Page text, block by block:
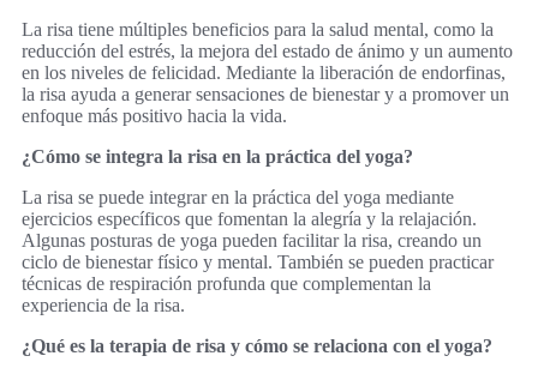
La risa tiene múltiples beneficios para la salud mental, como la
reducción del estrés, la mejora del estado de ánimo y un aumento
en los niveles de felicidad. Mediante la liberación de endorfinas,
la risa ayuda a generar sensaciones de bienestar y a promover un
enfoque más positivo hacia la vida.
¿Cómo se integra la risa en la práctica del yoga?
La risa se puede integrar en la práctica del yoga mediante
ejercicios específicos que fomentan la alegría y la relajación.
Algunas posturas de yoga pueden facilitar la risa, creando un
ciclo de bienestar físico y mental. También se pueden practicar
técnicas de respiración profunda que complementan la
experiencia de la risa.
¿Qué es la terapia de risa y cómo se relaciona con el yoga?